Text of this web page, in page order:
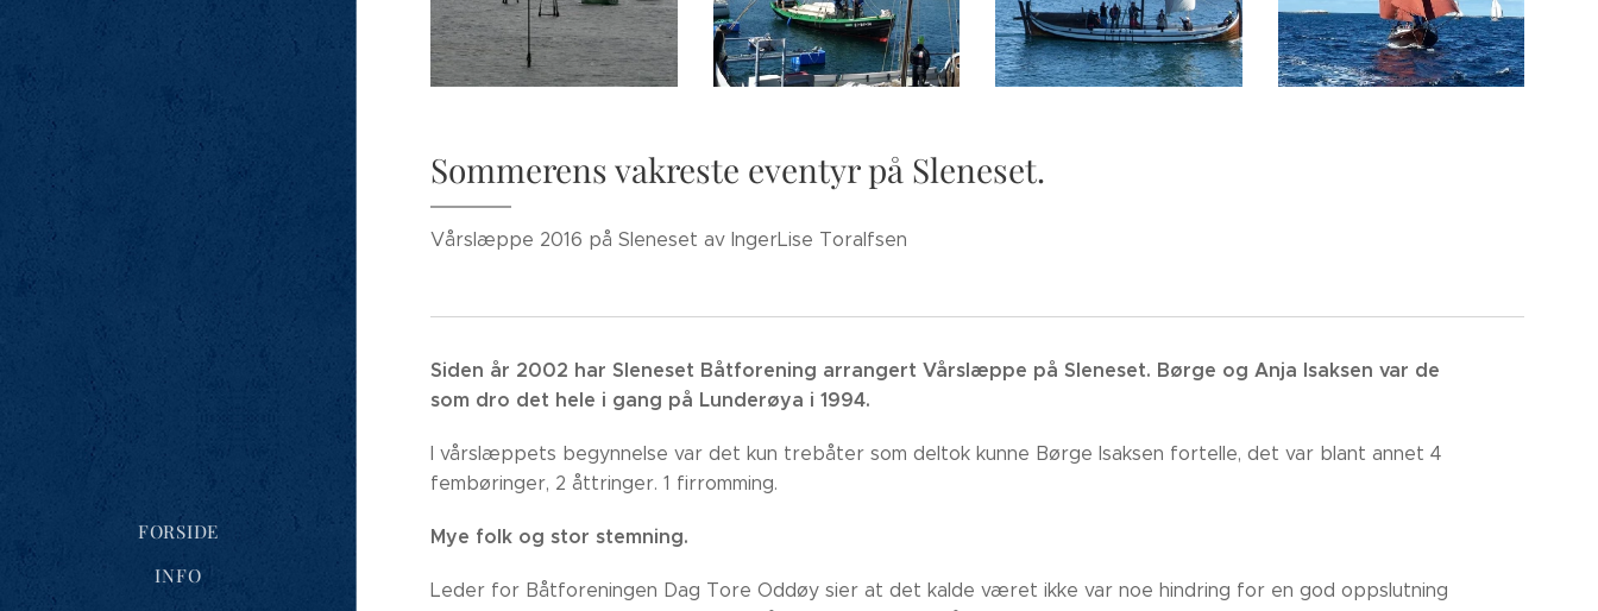
FORSIDE
INFO
Sommerens vakreste eventyr på Sleneset.
Vårslæppe 2016 på Sleneset av IngerLise Toralfsen
Siden år 2002 har Sleneset Båtforening arrangert Vårslæppe på Sleneset. Børge og Anja Isaksen var de
som dro det hele i gang på Lunderøya i 1994.
I vårslæppets begynnelse var det kun trebåter som deltok kunne Børge Isaksen fortelle, det var blant annet 4
fembøringer, 2 åttringer. 1 firromming.
Mye folk og stor stemning.
Leder for Båtforeningen Dag Tore Oddøy sier at det kalde været ikke var noe hindring for en god oppslutning